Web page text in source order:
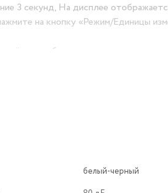
3 секунд, На дисплее
на кнопку «Режим/Единицы
щётка необходима для очистки
предварительно дисплей.
белый-черный